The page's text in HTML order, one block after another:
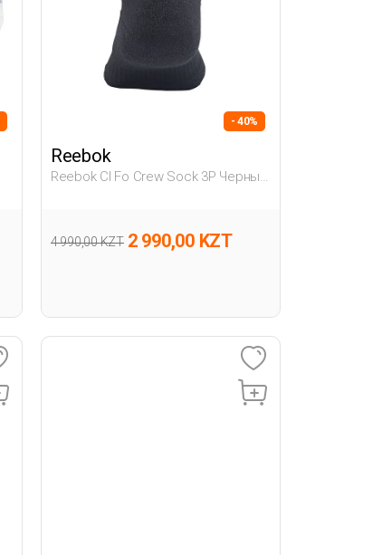
- 40%
Reebok
Reebok Cl Fo Crew Sock 3P Черный
4 990,00 KZT 2 990,00 KZT